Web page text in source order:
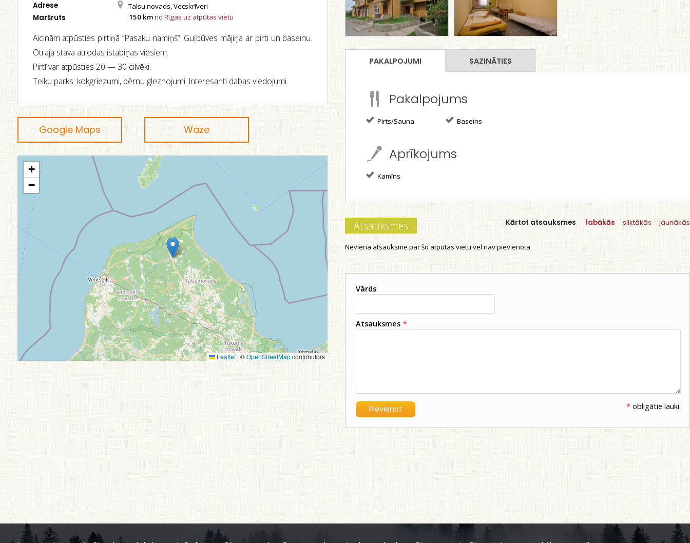
Adrese Talsu novads, Vecskrīveri
Maršruts 150 kmno Rīgas uz atpūtas vietu
Aicinām atpūsties pirtiņā “Pasaku namiņš”. Guļbūves mājiņa ar pirti un baseinu.
Otrajā stāvā atrodas istabiņas viesiem.
Pirtī var atpūsties 20 — 30 cilvēki.
Teiku parks: kokgriezumi, bērnu gleznojumi. Interesanti dabas viedojumi.
Google Maps Waze
+
−
Leaflet | ©OpenStreetMapcontributors
PAKALPOJUMI SAZINĀTIES
Pakalpojums
Pirts/Sauna Baseins
Aprīkojums
Kamīns
Kārtot atsauksmes labākās sliktākās jaunākās
Atsauksmes
Neviena atsauksme par šo atpūtas vietu vēl nav pievienota
Vārds
Atsauksmes *
* obligātie lauki